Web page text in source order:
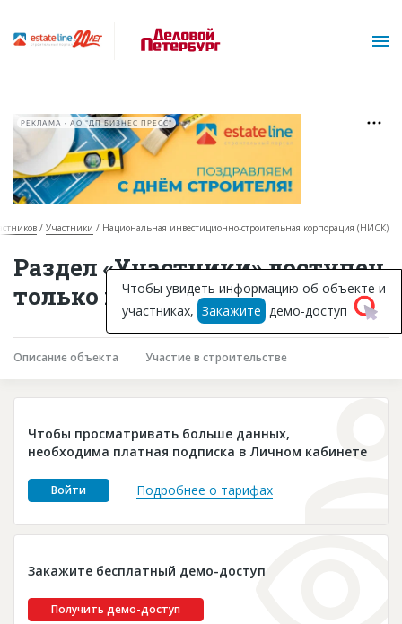
Горячие объекты
База строящихся объектов
Инвестпроекты
Глоссарий
Платные услуги
Пресс-релизы
РЕКЛАМА • АО "ДП БИЗНЕС ПРЕСС"
Участники Национальная инвестиционно-строительная корпорация (НИСК)
Раздел «Участники» доступен
только подписчикам
Описание объекта Участие в строительстве
Чтобы просматривать больше данных,
необходима платная подписка в Личном кабинете
Войти Подробнее о тарифах
Закажите бесплатный демо-доступ
Получить демо-доступ
Чтобы увидеть информацию об объекте и
участниках, Закажите демо-доступ